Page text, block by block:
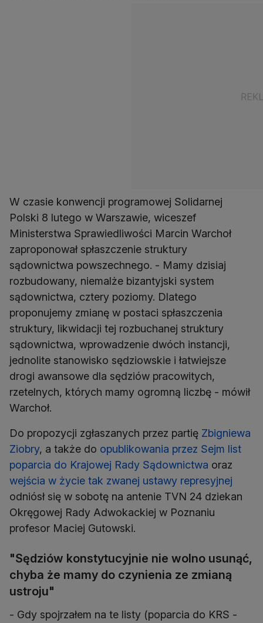
W czasie konwencji programowej Solidarnej
Polski 8 lutego w Warszawie, wiceszef
Ministerstwa Sprawiedliwości Marcin Warchoł
zaproponował spłaszczenie struktury
sądownictwa powszechnego. - Mamy dzisiaj
rozbudowany, niemalże bizantyjski system
sądownictwa, cztery poziomy. Dlatego
proponujemy zmianę w postaci spłaszczenia
struktury, likwidacji tej rozbuchanej struktury
sądownictwa, wprowadzenie dwóch instancji,
jednolite stanowisko sędziowskie i łatwiejsze
drogi awansowe dla sędziów pracowitych,
rzetelnych, których mamy ogromną liczbę - mówił
Warchoł.
Do propozycji zgłaszanych przez partię Zbigniewa
Ziobry, a także do opublikowania przez Sejm list
poparcia do Krajowej Rady Sądownictwa oraz
wejścia w życie tak zwanej ustawy represyjnej
odniósł się w sobotę na antenie TVN 24 dziekan
Okręgowej Rady Adwokackiej w Poznaniu
profesor Maciej Gutowski.
"Sędziów konstytucyjnie nie wolno usunąć,
chyba że mamy do czynienia ze zmianą
ustroju"
- Gdy spojrzałem na te listy (poparcia do KRS -